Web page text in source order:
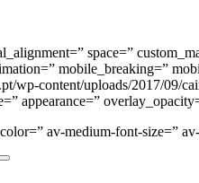
space=”
mobile_breaking=”
wp-content/uploads/2017/09/
appearance=”
av-medium-font-size=”